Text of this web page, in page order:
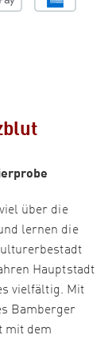
über die
lernen die
Hauptstadt
vielfältig. Mit
Bamberger
mit dem